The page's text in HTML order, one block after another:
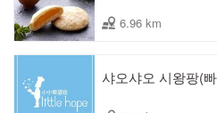
6.96 km
샤오샤오 시왕팡(